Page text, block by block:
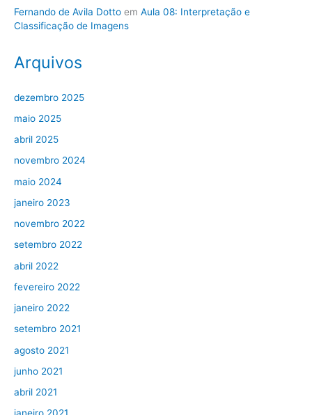
Fernando de Avila Dotto em Aula 08: Interpretação e
Classificação de Imagens
Arquivos
dezembro 2025
maio 2025
abril 2025
novembro 2024
maio 2024
janeiro 2023
novembro 2022
setembro 2022
abril 2022
fevereiro 2022
janeiro 2022
setembro 2021
agosto 2021
junho 2021
abril 2021